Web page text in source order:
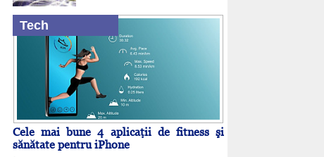
Tech
Cele mai bune 4 aplicaţii de fitness şi
sănătate pentru iPhone